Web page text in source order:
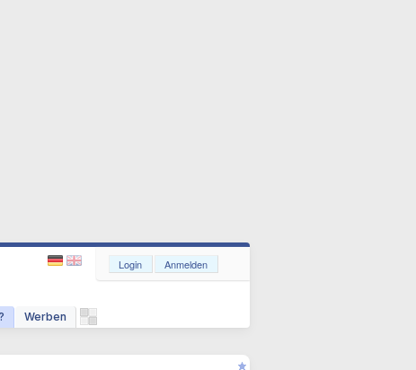
Werben
Login Anmelden